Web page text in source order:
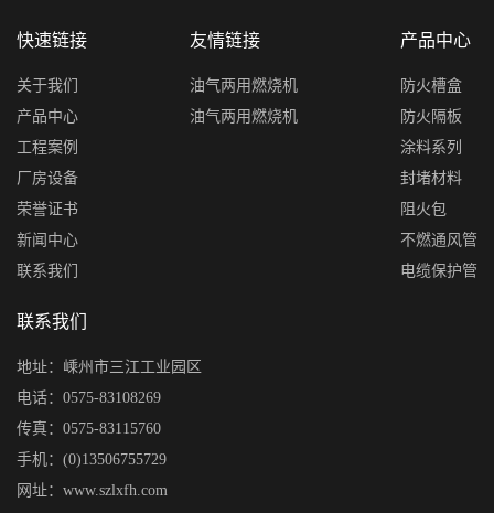
快速链接
关于我们
产品中心
工程案例
厂房设备
荣誉证书
新闻中心
联系我们
友情链接
油气两用燃烧机
油气两用燃烧机
产品中心
防火槽盒
防火隔板
涂料系列
封堵材料
阻火包
不燃通风管
电缆保护管
联系我们
地址：嵊州市三江工业园区
电话：0575-83108269
传真：0575-83115760
手机：(0)13506755729
网址：www.szlxfh.com